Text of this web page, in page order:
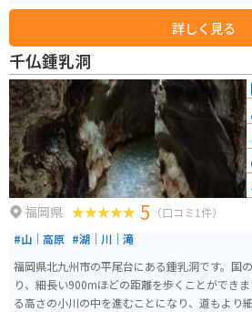
ます。 風鈴トンネルには、参拝者の願い事を書いた短冊も吊られています。
また、境内には「ガッツポーズ地蔵」や「ほほ
ポーズのお地蔵さま、八本地蔵や人千手観世音
は「かざぐるま祭」も開催され、風車が飾られま
詳しく見る
千仏鍾乳洞
福岡県 5 （口コミ1件）
#山｜高原 #湖｜川｜滝
福岡県北九州市の平尾台にある鍾乳洞です。国
り、細長い900mほどの距離を歩くことができ
る高さの小川の中を進むことになり、道もより